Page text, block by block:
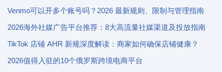
Venmo可以开多个账号吗？2026 最新规则、限制与管理指南
2026海外社媒广告平台推荐：8大高流量社媒渠道及投放指南
TikTok 店铺 AHR 新规深度解读：商家如何确保店铺健康？
2026值得入驻的10个俄罗斯跨境电商平台